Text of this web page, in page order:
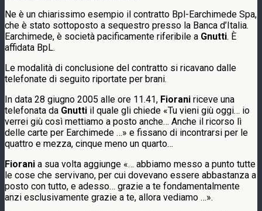
Ne è un chiarissimo esempio il contratto Bpl-Earchimede Spa,
che è stato sottoposto a sequestro presso la Banca d’Italia.
Earchimede, è società pacificamente riferibile a Gnutti. È
affidata BpL.
Le modalità di conclusione del contratto si ricavano dalle
telefonate di seguito riportate per brani.
In data 28 giugno 2005 alle ore 11.41, Fiorani riceve una
telefonata da Gnutti il quale gli chiede «Tu vieni giù oggi… io
verrei giù così mettiamo a posto anche… Anche il ricorso lì
delle carte per Earchimede …» e fissano di incontrarsi per le
quattro e mezza, cinque meno un quarto…
Fiorani a sua volta aggiunge «… abbiamo messo a punto tutte
le cose che servivano, per cui dovevano essere abbastanza a
posto con tutto, e adesso… grazie a te fondamentalmente
anzi esclusivamente grazie a te, allora vediamo …».